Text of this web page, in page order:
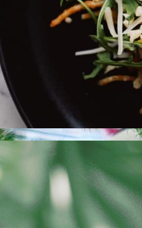
הבנייה הנכונה של טרריום, נכיר סגנונות
והחומרים הדרושים ליצירת הטרריומים.
אין צורך בידע קודם או מיומנות כלשהי.